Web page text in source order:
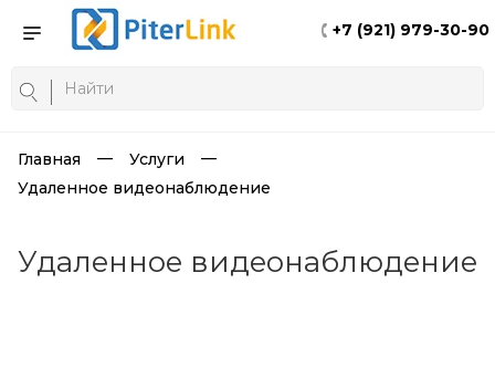
+7 (921) 979-30-90
Главная
Услуги
Удаленное видеонаблюдение
Удаленное видеонаблюдение